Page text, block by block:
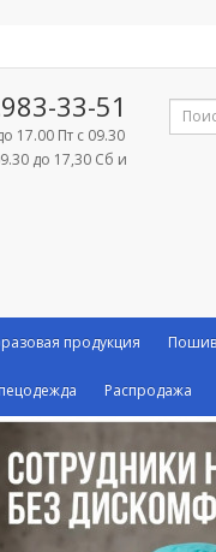
33-51
17.00 Пт с 09.30
до 17,30 Сб и
продукция
Распродажа